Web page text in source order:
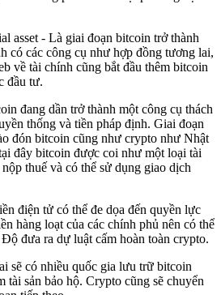
asset - Là giai đoạn bitcoin trở thành
có các công cụ như hợp đồng tương lai,
về tài chính cũng bắt đầu thêm bitcoin
đầu tư.
đang dần trở thành một công cụ thách
thống và tiền pháp định. Giai đoạn
đón bitcoin cũng như crypto như Nhật
đây bitcoin được coi như một loại tài
thuế và có thể sử dụng giao dịch
điện tử có thể đe dọa đến quyền lực
hàng loạt của các chính phủ nên có thể
đưa ra dự luật cấm hoàn toàn crypto.
sẽ có nhiều quốc gia lưu trữ bitcoin
sản bảo hộ. Crypto cũng sẽ chuyển